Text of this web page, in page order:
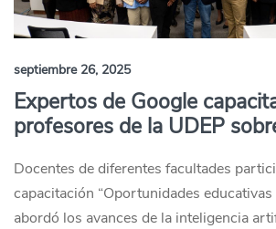
septiembre 26, 2025
Expertos de Google
profesores de la UDEP
Docentes de diferentes facultades
capacitación “Oportunidades
abordó los avances de la inteligencia